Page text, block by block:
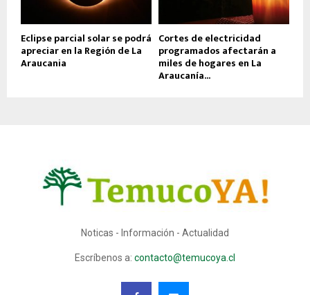
Eclipse parcial solar se podrá
apreciar en la Región de La
Araucania
Cortes de electricidad
programados afectarán a
miles de hogares en La
Araucanía...
Noticas - Información - Actualidad
Escríbenos a: contacto@temucoya.cl